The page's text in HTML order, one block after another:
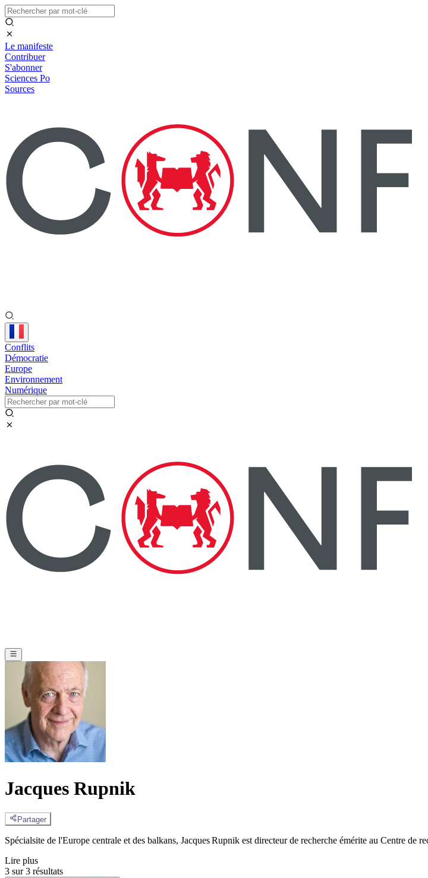
Le manifeste
Contribuer
S'abonner
Sciences Po
Sources
Conflits
Démocratie
Europe
Environnement
Numérique
Jacques Rupnik
Partager
Spécialsite de l'Europe centrale et des balkans, Jacques Rupnik est directeur de recherche émérite au Centre de
Lire plus
3 sur 3 résultats